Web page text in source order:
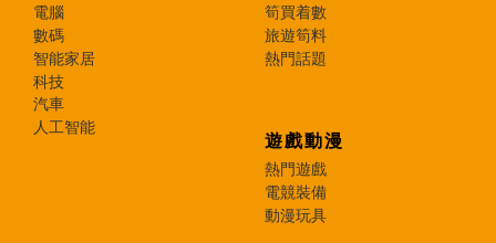
電腦
數碼
智能家居
科技
汽車
人工智能
筍買着數
旅遊筍料
熱門話題
遊戲動漫
熱門遊戲
電競裝備
動漫玩具